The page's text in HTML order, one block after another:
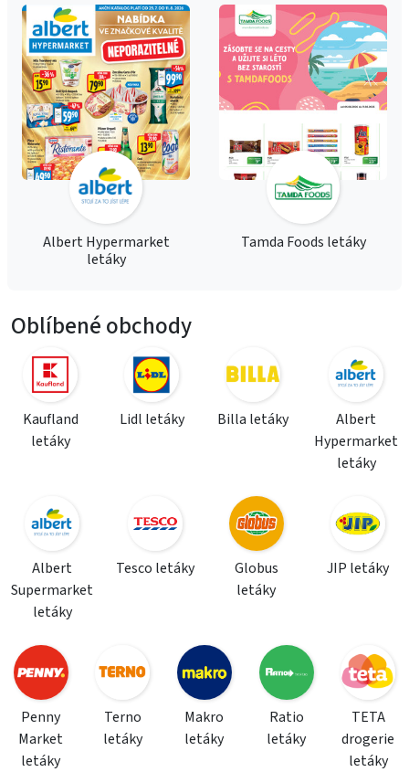
Albert Hypermarket
letáky
Tamda Foods letáky
Oblíbené obchody
Kaufland
letáky
Lidl letáky Billa letáky
Albert
Hypermarket
letáky
Albert
Supermarket
letáky
Tesco letáky
Globus
letáky
JIP letáky
Penny
Market
letáky
Terno
letáky
Makro
letáky
Ratio
letáky
TETA
drogerie
letáky